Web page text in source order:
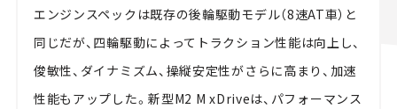
エンジンスペックは既存の後輪駆動モデル（8速AT車）と
同じだが、四輪駆動によってトラクション性能は向上し、
俊敏性、ダイナミズム、操縦安定性がさらに高まり、加速
性能もアップした。新型M2 M xDriveは、パフォーマンス